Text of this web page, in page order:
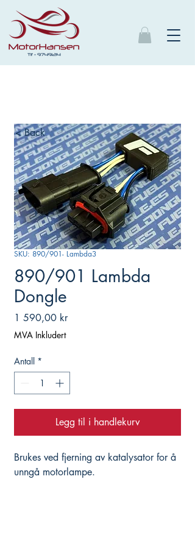
SKU: 890/901- Lambda3
890/901 Lambda
Dongle
1 590,00 krPris
MVA Inkludert
Antall *
Legg til i handlekurv
Brukes ved fjerning av katalysator for å
unngå motorlampe.
< Back